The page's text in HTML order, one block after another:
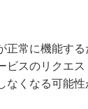
正常に機能す
ビスのリクエ
なくなる可能